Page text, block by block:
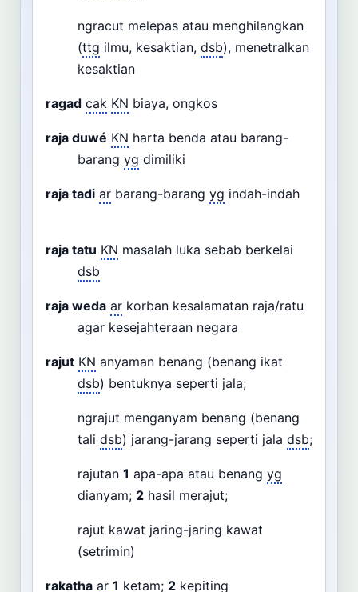
ngracut melepas atau menghilangkan
(ttg ilmu, kesaktian, dsb), menetralkan
kesaktian
ragad cak KN biaya, ongkos
raja duwé KN harta benda atau barang-
barang yg dimiliki
raja tadi ar barang-barang yg indah-indah
raja tatu KN masalah luka sebab berkelai
dsb
raja weda ar korban kesalamatan raja/ratu
agar kesejahteraan negara
rajut KN anyaman benang (benang ikat
dsb) bentuknya seperti jala;
ngrajut menganyam benang (benang
tali dsb) jarang-jarang seperti jala dsb;
rajutan 1 apa-apa atau benang yg
dianyam; 2 hasil merajut;
rajut kawat jaring-jaring kawat
(setrimin)
rakatha ar 1 ketam; 2 kepiting